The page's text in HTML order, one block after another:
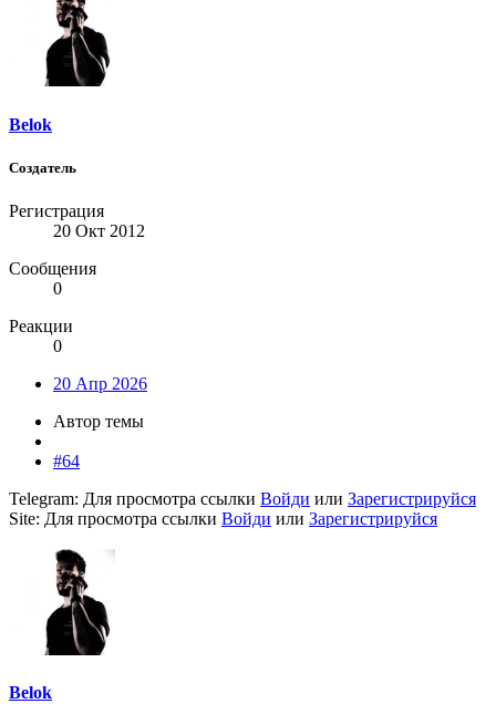
Belok
Создатель
Регистрация
20 Окт 2012
Сообщения
0
Реакции
0
20 Апр 2026
Автор темы
#64
Telegram: Для просмотра ссылки Войди или Зарегистрируйся
Site: Для просмотра ссылки Войди или Зарегистрируйся
Belok